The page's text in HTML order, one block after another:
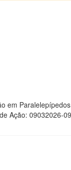
em
Ação: 09032026-